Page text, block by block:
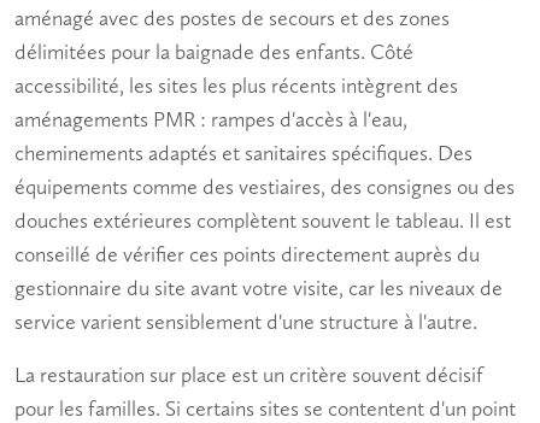
aménagé avec des postes de secours et des zones
délimitées pour la baignade des enfants. Côté
accessibilité, les sites les plus récents intègrent des
aménagements PMR : rampes d'accès à l'eau,
cheminements adaptés et sanitaires spécifiques. Des
équipements comme des vestiaires, des consignes ou des
douches extérieures complètent souvent le tableau. Il est
conseillé de vérifier ces points directement auprès du
gestionnaire du site avant votre visite, car les niveaux de
service varient sensiblement d'une structure à l'autre.
La restauration sur place est un critère souvent décisif
pour les familles. Si certains sites se contentent d'un point